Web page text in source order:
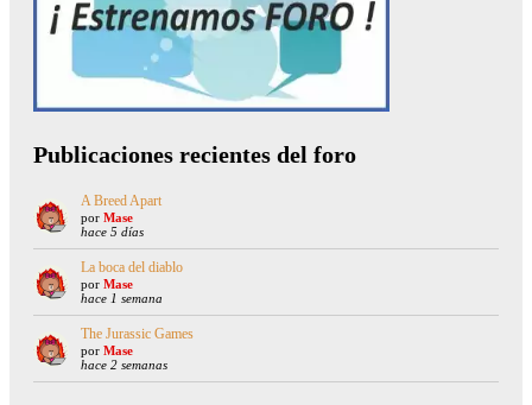
Publicaciones recientes del foro
A Breed Apart
por Mase
hace 5 días
La boca del diablo
por Mase
hace 1 semana
The Jurassic Games
por Mase
hace 2 semanas